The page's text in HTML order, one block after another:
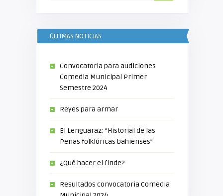
ÚLTIMAS NOTICIAS
Convocatoria para audiciones
Comedia Municipal Primer
Semestre 2024
Reyes para armar
El Lenguaraz: “Historial de las
Peñas folklóricas bahienses”
¿Qué hacer el finde?
Resultados convocatoria Comedia